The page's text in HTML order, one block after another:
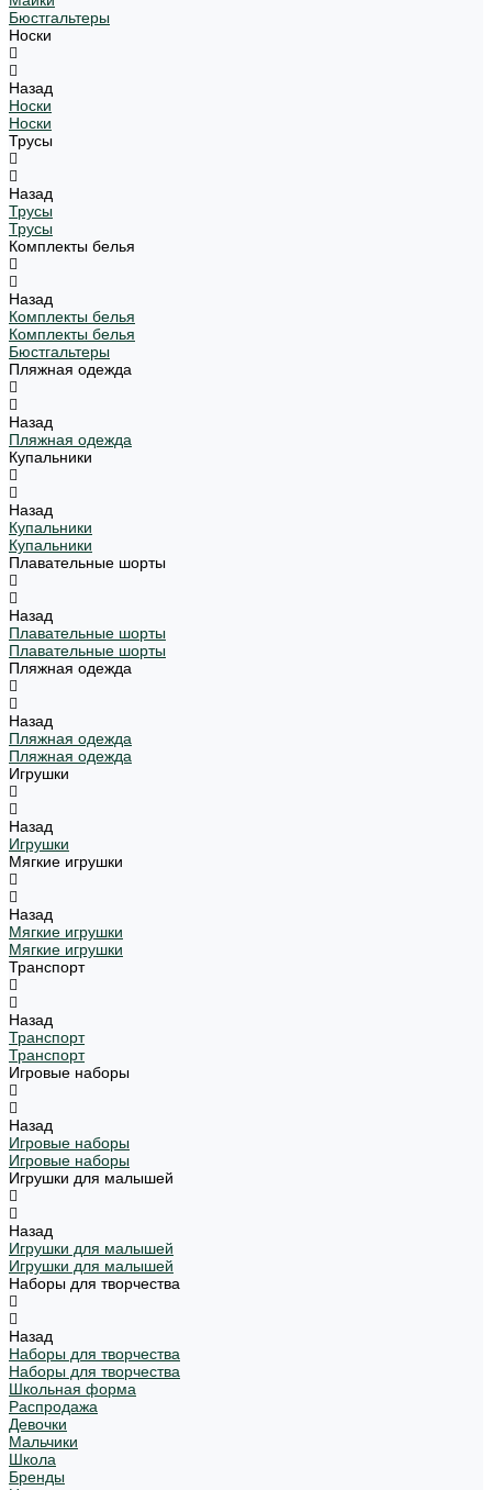
Бюстгальтеры
Носки
Назад
Носки
Носки
Трусы
Назад
Трусы
Трусы
Комплекты белья
Назад
Комплекты белья
Комплекты белья
Бюстгальтеры
Пляжная одежда
Назад
Пляжная одежда
Купальники
Назад
Купальники
Купальники
Плавательные шорты
Назад
Плавательные шорты
Плавательные шорты
Пляжная одежда
Назад
Пляжная одежда
Пляжная одежда
Игрушки
Назад
Игрушки
Мягкие игрушки
Назад
Мягкие игрушки
Мягкие игрушки
Транспорт
Назад
Транспорт
Транспорт
Игровые наборы
Назад
Игровые наборы
Игровые наборы
Игрушки для малышей
Назад
Игрушки для малышей
Игрушки для малышей
Наборы для творчества
Назад
Наборы для творчества
Наборы для творчества
Школьная форма
Распродажа
Девочки
Мальчики
Школа
Бренды